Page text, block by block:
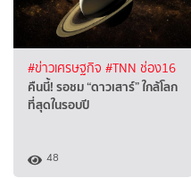
#ข่าวเศรษฐกิจ #TNN ช่อง16
คืนนี้! รอชม “ดาวเสาร์” ใกล้โลก
ที่สุดในรอบปี
48